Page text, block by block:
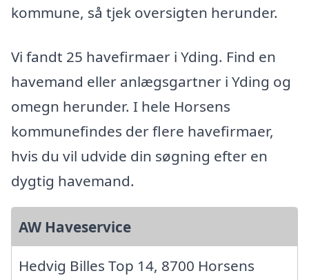
kommune, så tjek oversigten herunder.
Vi fandt 25 havefirmaer i Yding. Find en
havemand eller anlægsgartner i Yding og
omegn herunder. I hele Horsens
kommunefindes der flere havefirmaer,
hvis du vil udvide din søgning efter en
dygtig havemand.
AW Haveservice
Hedvig Billes Top 14, 8700 Horsens